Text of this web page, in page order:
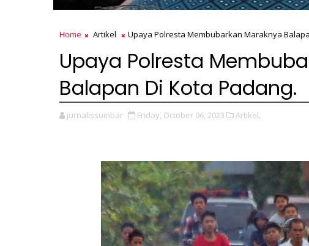
Home Artikel Upaya Polresta Membubarkan Maraknya
Upaya Polresta
Balapan Di Kota Padang.
jurnalissumbar Friday, October 06, 2023 Artikel,